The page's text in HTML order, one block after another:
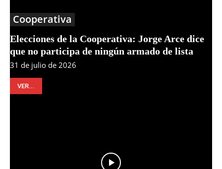
Cooperativa
Elecciones de la Cooperativa: Jorge Arce dice
que no participa de ningún armado de lista
31 de julio de 2026
VER...